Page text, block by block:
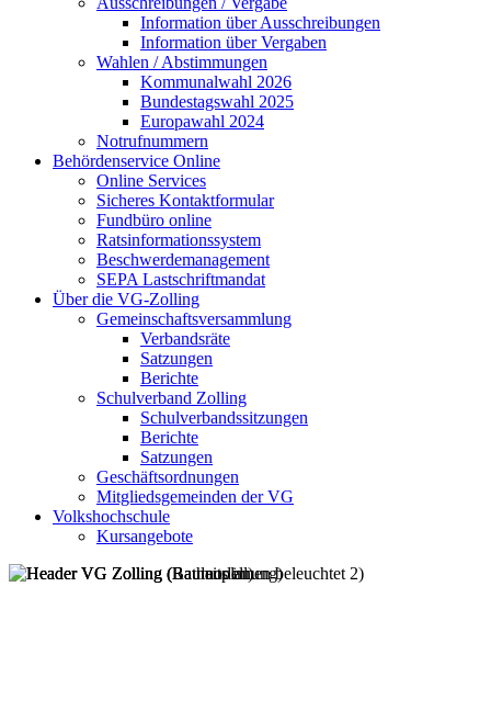
Information über Ausschreibungen
Information über Vergaben
Wahlen / Abstimmungen
Kommunalwahl 2026
Bundestagswahl 2025
Europawahl 2024
Notrufnummern
Behördenservice Online
Online Services
Sicheres Kontaktformular
Fundbüro online
Ratsinformationssystem
Beschwerdemanagement
SEPA Lastschriftmandat
Über die VG-Zolling
Gemeinschaftsversammlung
Verbandsräte
Satzungen
Berichte
Schulverband Zolling
Schulverbandssitzungen
Berichte
Satzungen
Geschäftsordnungen
Mitgliedsgemeinden der VG
Volkshochschule
Kursangebote